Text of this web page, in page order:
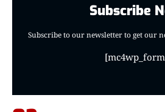
Subscribe
Subscribe to our newsletter to get our